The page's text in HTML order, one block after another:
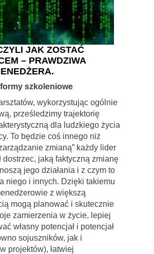
JAK ZOSTAĆ
– PRAWDZIWA
szkoleniowe
wykorzystując ogólnie
prześledzimy trajektorię
dla ludzkiego życia
To będzie coś innego niż
zmianą” każdy lider
dostrzec, jaką faktyczną zmianę
jego działania i z czym to
niego i innych. Dzięki takiemu
z większą
mogą planować i skutecznie
zamierzenia w życie, lepiej
własny potencjał i potencjał
sojuszników, jak i
projektów), łatwiej